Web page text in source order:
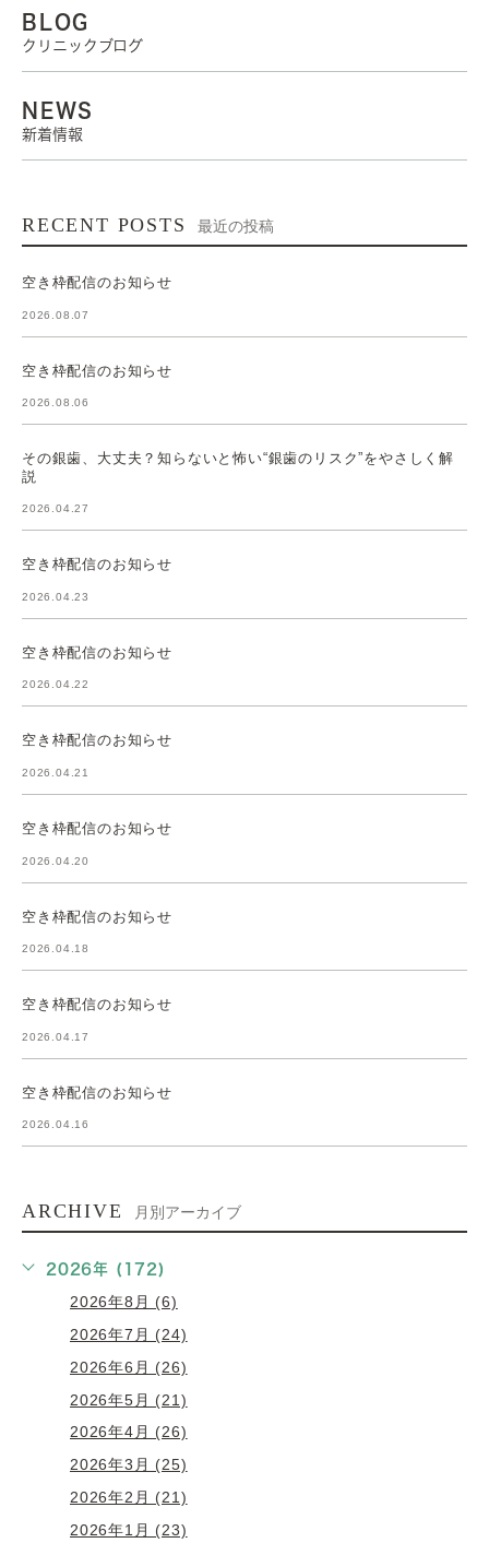
BLOG
クリニックブログ
NEWS
新着情報
RECENT POSTS 最近の投稿
空き枠配信のお知らせ
2026.08.07
空き枠配信のお知らせ
2026.08.06
その銀歯、大丈夫？知らないと怖い“銀歯のリスク”をやさしく解
説
2026.04.27
空き枠配信のお知らせ
2026.04.23
空き枠配信のお知らせ
2026.04.22
空き枠配信のお知らせ
2026.04.21
空き枠配信のお知らせ
2026.04.20
空き枠配信のお知らせ
2026.04.18
空き枠配信のお知らせ
2026.04.17
空き枠配信のお知らせ
2026.04.16
ARCHIVE 月別アーカイブ
2026年 (172)
2026年8月 (6)
2026年7月 (24)
2026年6月 (26)
2026年5月 (21)
2026年4月 (26)
2026年3月 (25)
2026年2月 (21)
2026年1月 (23)